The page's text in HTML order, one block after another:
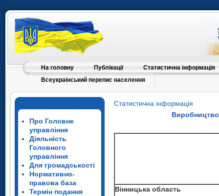
На головну Публікації
Статистична інформація
Всеукраїнський перепис населення
Про Головне
управління
Діяльність
Головного
управління
Для громадськості
Нормативно-
правова база
Термін подання
Статистична інформація
Виробництво
Вінницька область